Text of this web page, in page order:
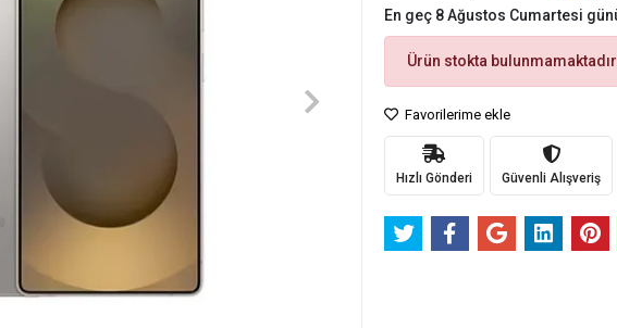
En geç 8 Ağustos Cumartesi
Ürün stokta bulunmamaktadır.
Favorilerime ekle
Hızlı Gönderi Güvenli Alışveriş